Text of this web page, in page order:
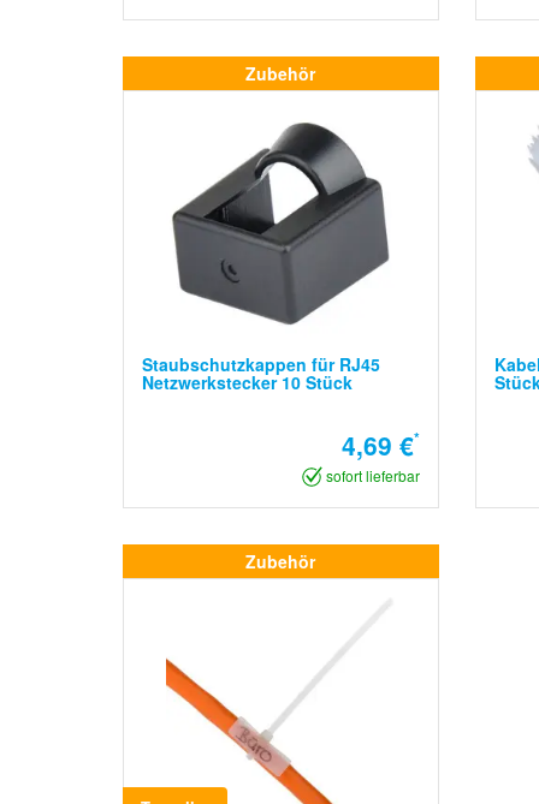
Zubehör
Staubschutzkappen für RJ45
Netzwerkstecker 10 Stück
4,69 €*
sofort lieferbar
Zubehör